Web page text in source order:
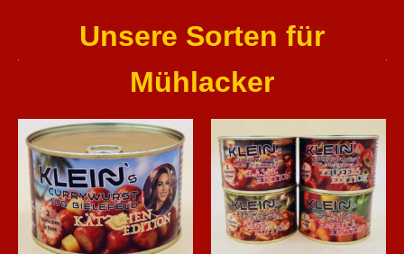
Unsere Sorten für
Mühlacker